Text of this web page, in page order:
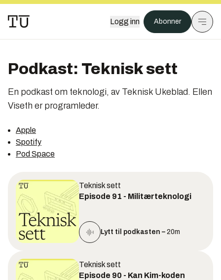
Logg inn Abonner
Podkast: Teknisk sett
En podkast om teknologi, av Teknisk Ukeblad. Ellen
Viseth er programleder.
Apple
Spotify
Pod Space
Teknisk sett
Episode 91 - Militærteknologi
Lytt til podkasten – 20m
Teknisk sett
Episode 90 - Kan Kim-koden